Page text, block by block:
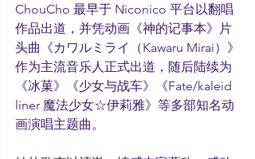
ChouCho 最早于 Niconico 平台以翻唱
作品出道，并凭动画《神的记事本》片
头曲《カワルミライ（Kawaru Mirai）》
作为主流音乐人正式出道，随后陆续为
《冰菓》《少女与战车》《Fate/kaleid
liner 魔法少女☆伊莉雅》等多部知名动
画演唱主题曲。